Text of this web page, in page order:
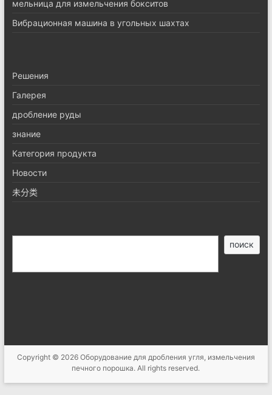
мельница для измельчения бокситов
Вибрационная машина в угольных шахтах
Pешения
Галерея
дробление руды
знание
Категория продукта
Новости
未分类
поиск
Copyright © 2026 Оборудование для дробления угля, измельчения
печного порошка. All rights reserved.